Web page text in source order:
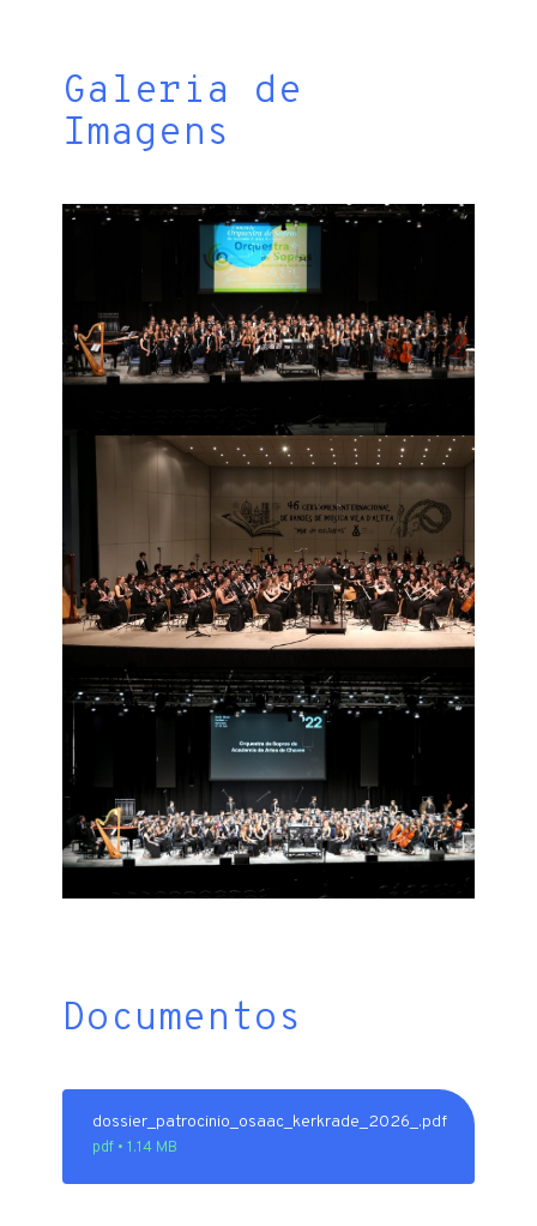
Galeria de
Imagens
Documentos
dossier_patrocinio_osaac_kerkrade_2026_.pdf
pdf • 1.14 MB